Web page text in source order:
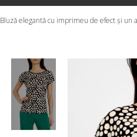
Bluză elegantă cu imprimeu de efect și un